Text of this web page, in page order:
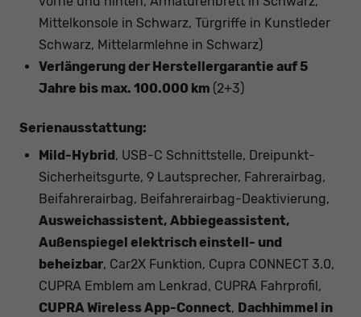
Mittelkonsole in Schwarz, Türgriffe in Kunstleder
Schwarz, Mittelarmlehne in Schwarz)
Verlängerung der Herstellergarantie auf 5
Jahre bis max. 100.000 km (2+3)
Serienausstattung:
Mild-Hybrid , USB-C Schnittstelle, Dreipunkt-
Sicherheitsgurte, 9 Lautsprecher, Fahrerairbag,
Beifahrerairbag, Beifahrerairbag-Deaktivierung,
Ausweichassistent, Abbiegeassistent,
Außenspiegel elektrisch einstell- und
beheizbar, Car2X Funktion, Cupra CONNECT 3.0,
CUPRA Emblem am Lenkrad, CUPRA Fahrprofil,
CUPRA Wireless App-Connect, Dachhimmel in